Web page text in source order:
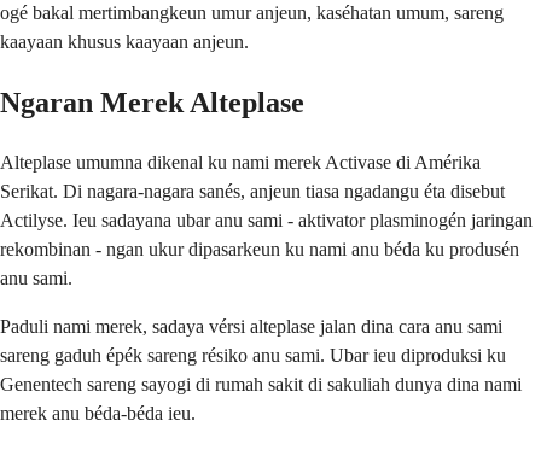
ogé bakal mertimbangkeun umur anjeun, kaséhatan umum, sareng
kaayaan khusus kaayaan anjeun.
Ngaran Merek Alteplase
Alteplase umumna dikenal ku nami merek Activase di Amérika
Serikat. Di nagara-nagara sanés, anjeun tiasa ngadangu éta disebut
Actilyse. Ieu sadayana ubar anu sami - aktivator plasminogén jaringan
rekombinan - ngan ukur dipasarkeun ku nami anu béda ku produsén
anu sami.
Paduli nami merek, sadaya vérsi alteplase jalan dina cara anu sami
sareng gaduh épék sareng résiko anu sami. Ubar ieu diproduksi ku
Genentech sareng sayogi di rumah sakit di sakuliah dunya dina nami
merek anu béda-béda ieu.